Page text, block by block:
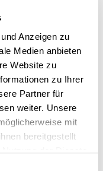
Anzeigen zu
Medien anbieten
Website zu
zu Ihrer
Partner für
weiter. Unsere
mit
bereitgestellt